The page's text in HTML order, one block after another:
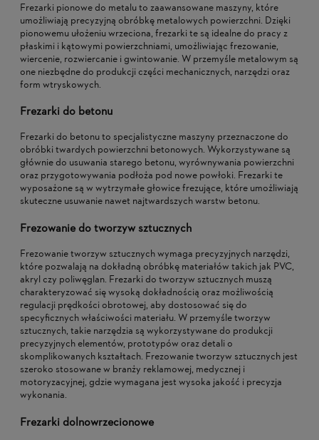
Frezarki pionowe do metalu to zaawansowane maszyny, które
umożliwiają precyzyjną obróbkę metalowych powierzchni. Dzięki
pionowemu ułożeniu wrzeciona, frezarki te są idealne do pracy z
płaskimi i kątowymi powierzchniami, umożliwiając frezowanie,
wiercenie, rozwiercanie i gwintowanie. W przemyśle metalowym są
one niezbędne do produkcji części mechanicznych, narzędzi oraz
form wtryskowych.
Frezarki do betonu
Frezarki do betonu to specjalistyczne maszyny przeznaczone do
obróbki twardych powierzchni betonowych. Wykorzystywane są
głównie do usuwania starego betonu, wyrównywania powierzchni
oraz przygotowywania podłoża pod nowe powłoki. Frezarki te
wyposażone są w wytrzymałe głowice frezujące, które umożliwiają
skuteczne usuwanie nawet najtwardszych warstw betonu.
Frezowanie do tworzyw sztucznych
Frezowanie tworzyw sztucznych wymaga precyzyjnych narzędzi,
które pozwalają na dokładną obróbkę materiałów takich jak PVC,
akryl czy poliwęglan. Frezarki do tworzyw sztucznych muszą
charakteryzować się wysoką dokładnością oraz możliwością
regulacji prędkości obrotowej, aby dostosować się do
specyficznych właściwości materiału. W przemyśle tworzyw
sztucznych, takie narzędzia są wykorzystywane do produkcji
precyzyjnych elementów, prototypów oraz detali o
skomplikowanych kształtach. Frezowanie tworzyw sztucznych jest
szeroko stosowane w branży reklamowej, medycznej i
motoryzacyjnej, gdzie wymagana jest wysoka jakość i precyzja
wykonania.
Frezarki dolnowrzecionowe